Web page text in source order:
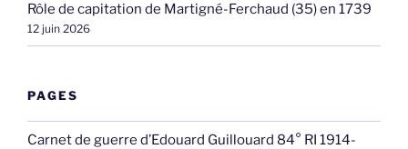
Rôle de capitation de Martigné-Ferchaud (35) en 1739
12 juin 2026
PAGES
Carnet de guerre d’Edouard Guillouard 84° RI 1914-